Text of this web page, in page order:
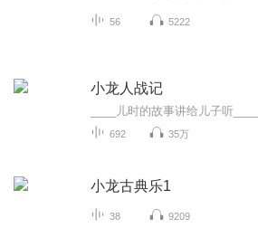
56 5222
小龙人战记
692 35万
小龙古典乐1
38 9209